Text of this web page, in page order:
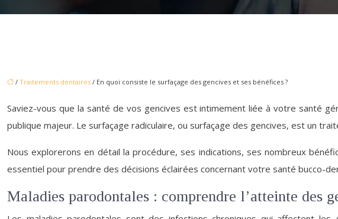
/ Traitements dentaires / En quoi consiste le surfaçage des gencives et ses bénéfices ?
Saviez-vous que la santé de vos gencives est intimement liée à votre santé
publique majeur. Le surfaçage radiculaire, ou surfaçage des gencives, est un
Nous explorerons en détail la procédure, ses indications, ses nombreux
essentiel pour prendre des décisions éclairées concernant votre santé bucco-
Maladies parodontales : comprendre l’atteinte des